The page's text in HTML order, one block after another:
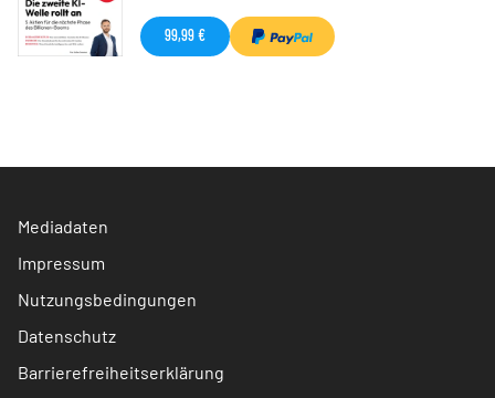
99,99 €
Mediadaten
Impressum
Nutzungsbedingungen
Datenschutz
Barrierefreiheitserklärung